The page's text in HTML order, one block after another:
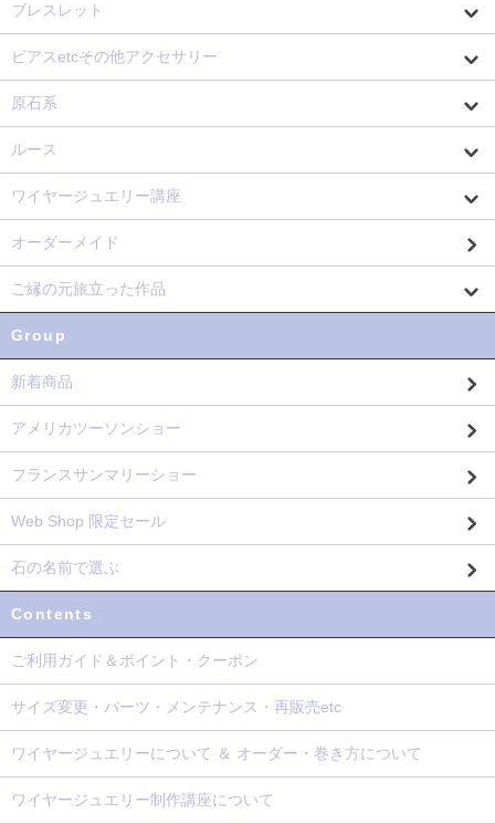
ブレスレット
ピアスetcその他アクセサリー
原石系
ルース
ワイヤージュエリー講座
オーダーメイド
ご縁の元旅立った作品
Group
新着商品
アメリカツーソンショー
フランスサンマリーショー
Web Shop 限定セール
石の名前で選ぶ
Contents
ご利用ガイド＆ポイント・クーポン
サイズ変更・パーツ・メンテナンス・再販売etc
ワイヤージュエリーについて ＆ オーダー・巻き方について
ワイヤージュエリー制作講座について